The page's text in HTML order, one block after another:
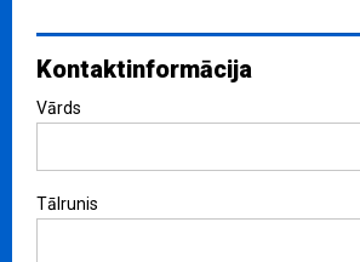
Kontaktinformācija
Vārds
Tālrunis